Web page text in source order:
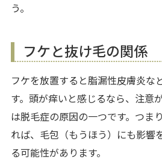
う。
フケと抜け毛の関係
フケを放置すると脂漏性皮膚炎な
す。頭が痒いと感じるなら、注意
は脱毛症の原因の一つです。つま
れば、毛包（もうほう）にも影響
る可能性があります。